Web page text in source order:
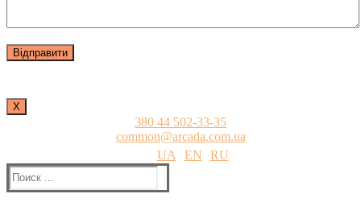
Х
380 44 502-33-35
common@arcada.com.ua
UA
EN
RU
Найти: